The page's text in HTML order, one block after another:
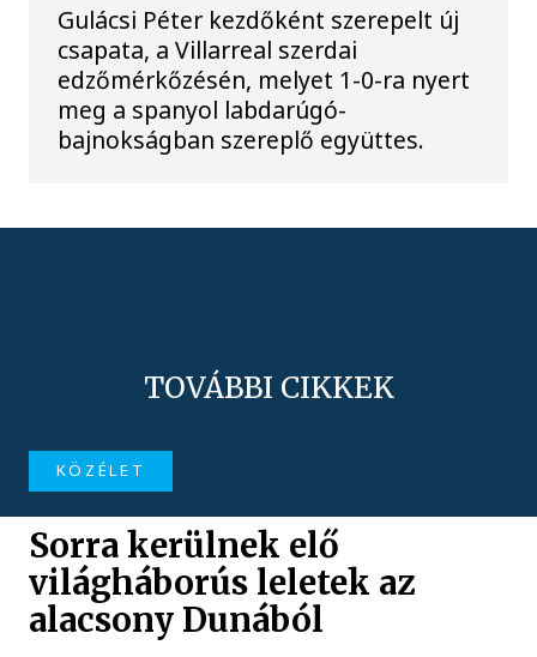
Gulácsi Péter kezdőként szerepelt új
csapata, a Villarreal szerdai
edzőmérkőzésén, melyet 1-0-ra nyert
meg a spanyol labdarúgó-
bajnokságban szereplő együttes.
TOVÁBBI CIKKEK
KÖZÉLET
Sorra kerülnek elő
világháborús leletek az
alacsony Dunából